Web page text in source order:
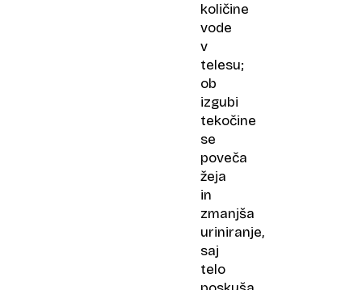
količine
vode
v
telesu;
ob
izgubi
tekočine
se
poveča
žeja
in
zmanjša
uriniranje,
saj
telo